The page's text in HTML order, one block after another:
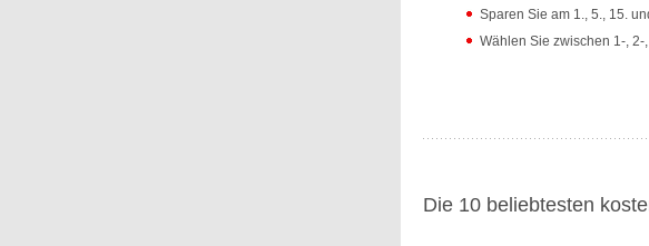
Sparen Sie am 1., 5., 15.
Wählen Sie zwischen 1-,
Die 10 beliebtesten